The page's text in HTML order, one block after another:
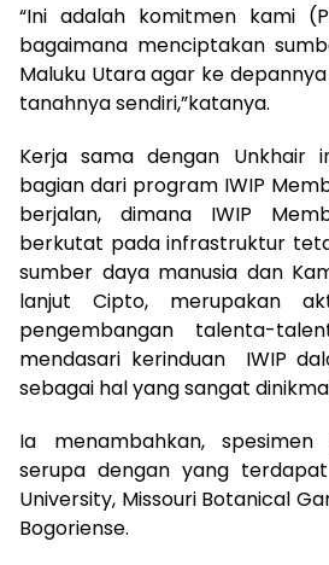
“Ini adalah komitmen kami
bagaimana menciptakan
Maluku Utara agar ke
tanahnya sendiri,”katanya.
Kerja sama dengan Unkhair
bagian dari program IWIP
berjalan, dimana IWIP
berkutat pada infrastruktur
sumber daya manusia dan
lanjut Cipto, merupakan
pengembangan talenta-
mendasari kerinduan IWIP
sebagai hal yang sangat
Ia menambahkan,
serupa dengan yang
University, Missouri Botanical
Bogoriense.